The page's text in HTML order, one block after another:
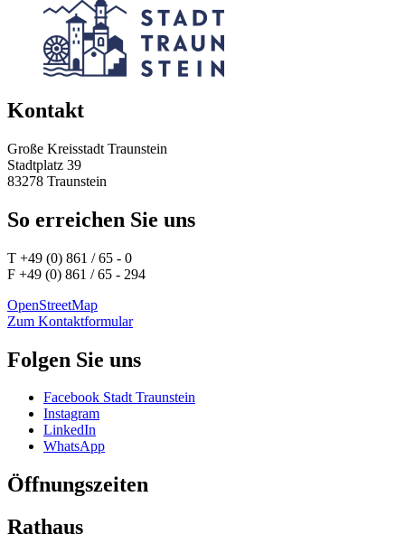
Kontakt
Große Kreisstadt Traunstein
Stadtplatz 39
83278 Traunstein
So erreichen Sie uns
T +49 (0) 861 / 65 - 0
F +49 (0) 861 / 65 - 294
OpenStreetMap
Zum Kontaktformular
Folgen Sie uns
Facebook Stadt Traunstein
Instagram
LinkedIn
WhatsApp
Öffnungszeiten
Rathaus